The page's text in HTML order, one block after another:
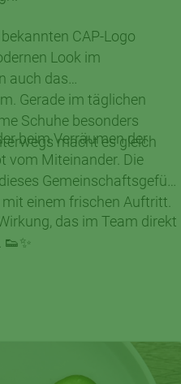
CAP-Logo
Look im
auch das
Gerade im täglichen
Schuhe besonders
macht es gleich
beim Verräumen der
vom Miteinander. Die
Gemeinschaftsgefühl
einem frischen Auftritt.
das im Team direkt